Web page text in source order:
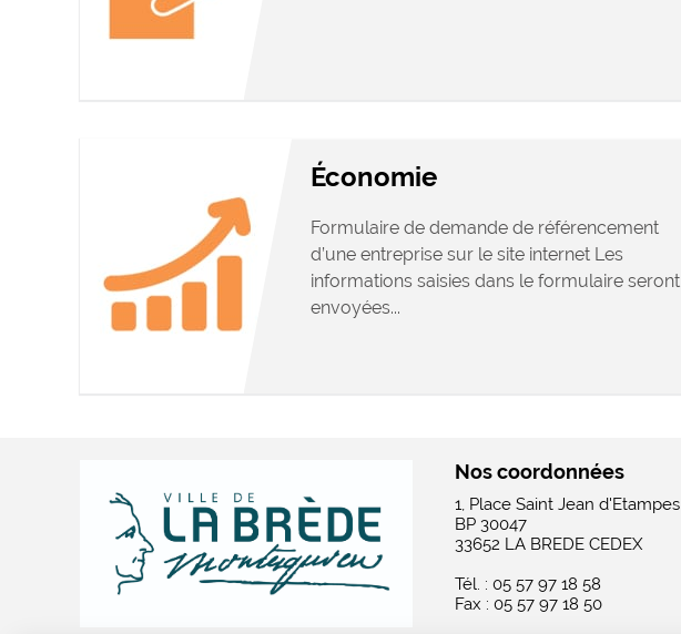
Économie
Formulaire de demande de référencement
d’une entreprise sur le site internet Les
informations saisies dans le formulaire seront
envoyées...
Nos coordonnées
1, Place Saint Jean d'Etampes
BP 30047
33652 LA BREDE CEDEX
Tél. : 05 57 97 18 58
Fax : 05 57 97 18 50